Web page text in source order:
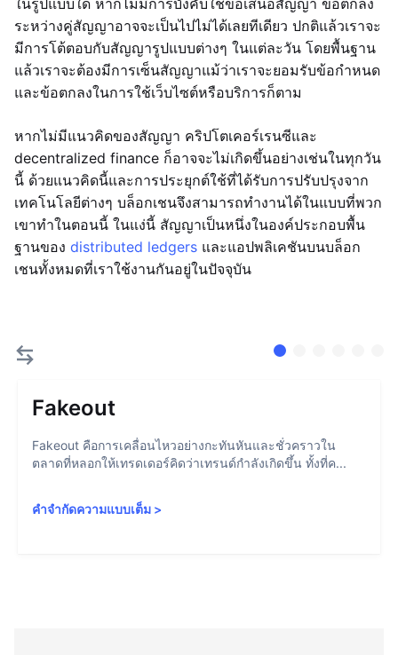
ในรูปแบบใด หากไม่มีการบังคับใช้ข้อเสนอสัญญา ข้อตกลง
ระหว่างคู่สัญญาอาจจะเป็นไปไม่ได้เลยทีเดียว ปกติแล้วเราจะ
มีการโต้ตอบกับสัญญารูปแบบต่างๆ ในแต่ละวัน โดยพื้นฐาน
แล้วเราจะต้องมีการเซ็นสัญญาแม้ว่าเราจะยอมรับข้อกำหนด
และข้อตกลงในการใช้เว็บไซต์หรือบริการก็ตาม
หากไม่มีแนวคิดของสัญญา คริปโตเคอร์เรนซีและ
decentralized finance ก็อาจจะไม่เกิดขึ้นอย่างเช่นในทุกวัน
นี้ ด้วยแนวคิดนี้และการประยุกต์ใช้ที่ได้รับการปรับปรุงจาก
เทคโนโลยีต่างๆ บล็อกเชนจึงสามารถทำงานได้ในแบบที่พวก
เขาทำในตอนนี้ ในแง่นี้ สัญญาเป็นหนึ่งในองค์ประกอบพื้น
ฐานของ distributed ledgers และแอปพลิเคชันบนบล็อก
เชนทั้งหมดที่เราใช้งานกันอยู่ในปัจจุบัน
Fakeout
Fakeout คือการเคลื่อนไหวอย่างกะทันหันและชั่วคราวใน
ตลาดที่หลอกให้เทรดเดอร์คิดว่าเทรนด์กำลังเกิดขึ้น ทั้งที่ค...
คำจำกัดความแบบเต็ม >